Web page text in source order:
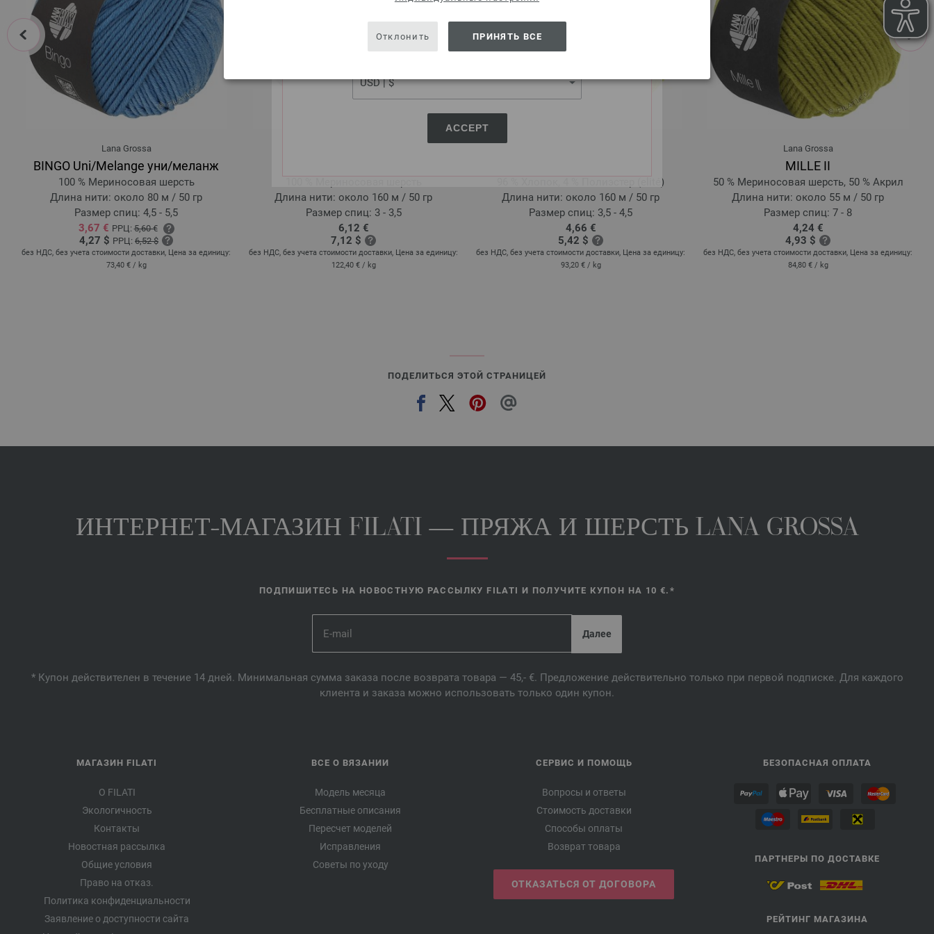
USA - The United States of America
ACCEPT
Отклонить ПРИНЯТЬ ВСЕ
Lana Grossa
BINGO Uni/Melange уни/меланж
100 % Мериносовая шерсть
Длина нити: около 80 м / 50 гр
Размер спиц: 4,5 - 5,5
3,67 € РРЦ:5,60 €
4,27 $ РРЦ: 6,52 $
без НДС, без учета стоимости доставки, Цена за единицу:
73,40 € / kg
Длина нити: около 160 м / 50 гр
Размер спиц: 3 - 3,5
6,12 €
7,12 $
без НДС, без учета стоимости доставки, Цена за единицу:
122,40 € / kg
96 % Хлопок, 4 % Полиэстер (elité)
Длина нити: около 160 м / 50 гр
Размер спиц: 3,5 - 4,5
4,66 €
5,42 $
без НДС, без учета стоимости доставки, Цена за единицу:
93,20 € / kg
Lana Grossa
MILLE II
50 % Мериносовая шерсть, 50 % Акрил
Длина нити: около 55 м / 50 гр
Размер спиц: 7 - 8
4,24 €
4,93 $
без НДС, без учета стоимости доставки, Цена за единицу:
84,80 € / kg
prev next
ПОДЕЛИТЬСЯ ЭТОЙ СТРАНИЦЕЙ
ИНТЕРНЕТ-МАГАЗИН FILATI — ПРЯЖА И ШЕРСТЬ LANA GROSSA
ПОДПИШИТЕСЬ НА НОВОСТНУЮ РАССЫЛКУ FILATI И ПОЛУЧИТЕ КУПОН НА 10 €.*
* Купон действителен в течение 14 дней. Минимальная сумма заказа после возврата товара — 45,- €. Предложение действительно только при первой подписке. Для каждого
клиента и заказа можно использовать только один купон.
МАГАЗИН FILATI
О FILATI
Экологичность
Контакты
Новостная рассылка
Общие условия
Право на отказ.
Политика конфиденциальности
Заявление о доступности сайта
ВСЕ О ВЯЗАНИИ
Модель месяца
Бесплатные описания
Пересчет моделей
Исправления
Советы по уходу
СЕРВИС И ПОМОЩЬ
Вопросы и ответы
Стоимость доставки
Способы оплаты
Возврат товара
ОТКАЗАТЬСЯ ОТ ДОГОВОРА
БЕЗОПАСНАЯ ОПЛАТА
ПАРТНЕРЫ ПО ДОСТАВКЕ
РЕЙТИНГ МАГАЗИНА